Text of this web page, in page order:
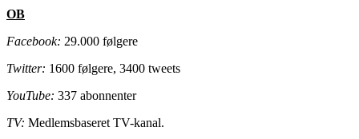
OB
Facebook: 29.000 følgere
Twitter: 1600 følgere, 3400 tweets
YouTube: 337 abonnenter
TV: Medlemsbaseret TV-kanal.